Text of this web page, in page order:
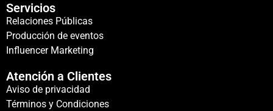
Servicios
Relaciones Públicas
Producción de eventos
Influencer Marketing
Atención a Clientes
Aviso de privacidad
Términos y Condiciones